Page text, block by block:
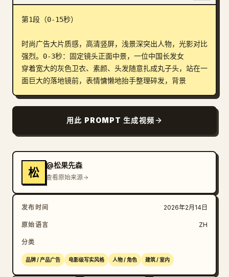
第1段（0-15秒）
时尚广告大片质感，高清竖屏，浅景深突出人物，光影对比
强烈。0-3秒：固定镜头正面中景，一位中国长发女
穿着宽大的灰色卫衣、素颜、头发随意扎成丸子头，站在一
面巨大的落地镜前，表情慵懒地抬手整理碎发，背景
用此 PROMPT 生成视频
松
@松果先森
查看原始来源
发布时间 2026年2月14日
原始语言 ZH
分类
品牌 / 产品广告 电影级写实风格 人物 / 角色 建筑 / 室内